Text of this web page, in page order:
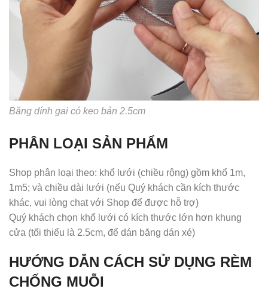
Băng dính gai có keo bản 2.5cm
PHÂN LOẠI SẢN PHẨM
Shop phân loại theo: khổ lưới (chiều rộng) gồm khổ 1m,
1m5; và chiều dài lưới (nếu Quý khách cần kích thước
khác, vui lòng chat với Shop để được hỗ trợ)
Quý khách chọn khổ lưới có kích thước lớn hơn khung
cửa (tối thiểu là 2.5cm, để dán băng dán xé)
HƯỚNG DẪN CÁCH SỬ DỤNG RÈM
CHỐNG MUỖI